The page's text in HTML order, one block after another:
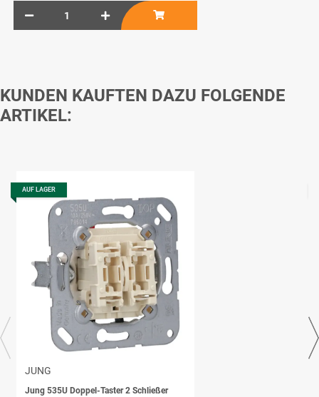
KUNDEN KAUFTEN DAZU FOLGENDE
ARTIKEL:
AUF LAGER
JUNG
Jung 535U Doppel-Taster 2 Schließer